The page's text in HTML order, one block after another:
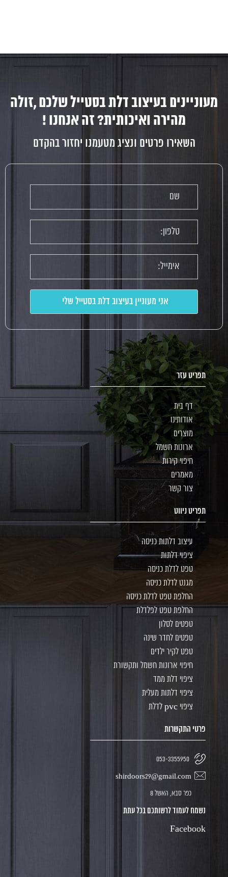
מעוניינים בעיצוב דלת בסטייל שלכם ,זולה
מהירה ואיכותית? זה אנחנו !
השאירו פרטים ונציג מטעמנו יחזור בהקדם
תפריט עזר
דף בית
אודותינו
מוצרים
ארונות חשמל
חיפוי קירות
מאמרים
צור קשר
תפריט ניווט
עיצוב דלתות כניסה
ציפוי דלתות
טפט לדלת כניסה
מגנט לדלת כניסה
החלפת טפט לדלת כניסה
החלפת טפט לפלדלת
טפטים לסלון
טפטים לחדר שינה
טפט לקיר ילדים
חיפוי ארונות חשמל ותקשורת
ציפוי דלת ממד
ציפוי דלתות מעלית
ציפוי pvc לדלת
פרטי התקשרות
053-3355950
shirdoors29@gmail.com
כפר סבא, האשל 8
נשמח לעמוד לרשותכם בכל עתת
Facebook